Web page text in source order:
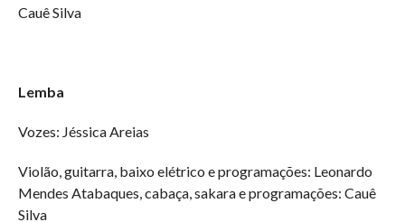
Cauê Silva
Lemba
Vozes: Jéssica Areias
Violão, guitarra, baixo elétrico e programações: Leonardo
Mendes Atabaques, cabaça, sakara e programações: Cauê
Silva